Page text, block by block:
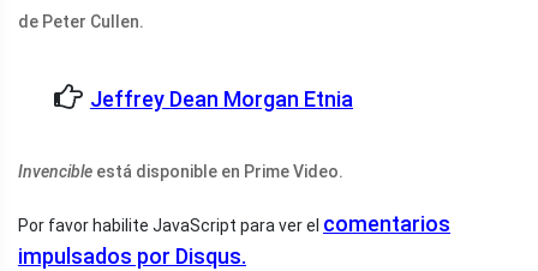
de Peter Cullen.
Jeffrey Dean Morgan Etnia
Invencible está disponible en Prime Video.
Por favor habilite JavaScript para ver el comentarios
impulsados ​​por Disqus.